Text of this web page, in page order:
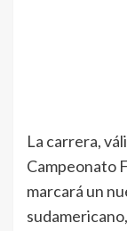
La carrera,
Campeonato
marcará un